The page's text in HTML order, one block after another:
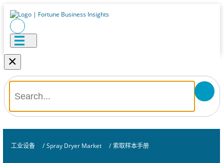
×
工业设备 / Spray Dryer Market / 索取样本手册